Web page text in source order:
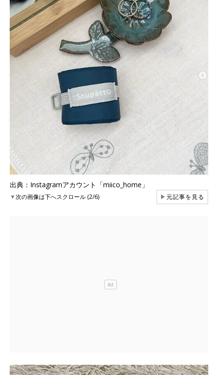
出典：Instagramアカウント「miico_home」
▼次の画像は下へスクロール (2/6) ▶元記事を見る